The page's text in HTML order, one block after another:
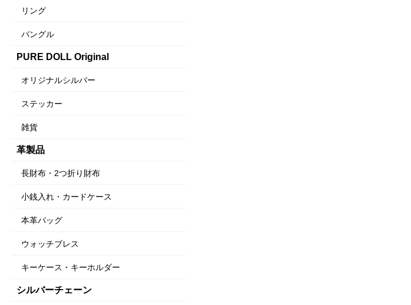
リング
バングル
PURE DOLL Original
オリジナルシルバー
ステッカー
雑貨
革製品
長財布・2つ折り財布
小銭入れ・カードケース
本革バッグ
ウォッチブレス
キーケース・キーホルダー
シルバーチェーン